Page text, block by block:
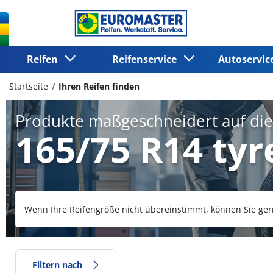
Reifen Reifenservice
Startseite Ihren Reifen finden
Produkte maßgeschneidert auf
165/75 R14
Wenn Ihre Reifengröße nicht übereinstimmt, können Sie
Filtern nach